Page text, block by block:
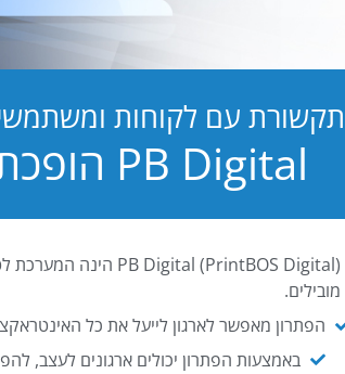
תקשורת עם לקוחות
PB Digital הופכת כל מסמך וטופס, לחוויה!
מובילים.
הפתרון מאפשר לארגון לייעל את כל
באמצעות הפתרון יכולים ארגונים לעצב,